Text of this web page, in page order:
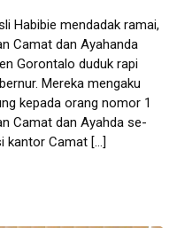
Habibie mendadak ramai,
Camat dan Ayahanda
Gorontalo duduk rapi
Mereka mengaku
kepada orang nomor 1
Camat dan Ayahda se-
kantor Camat […]